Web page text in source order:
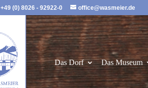
+49 (0) 8026 - 92922-0 office@wasmeier.de
Das Dorf Das Museum